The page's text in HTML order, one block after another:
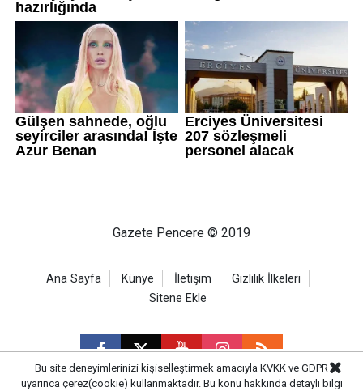
Gazete Pencere © 2019
Ana Sayfa Künye İletişim
Gizlilik İlkeleri
Sitene Ekle
Bu site deneyimlerinizi kişiselleştirmek amacıyla KVKK ve GDPR
uyarınca çerez(cookie) kullanmaktadır. Bu konu hakkında detaylı bilgi